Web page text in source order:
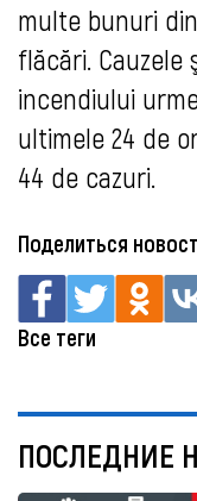
multe bunuri
flăcări.
incendiului
ultimele 24 de
44 de cazuri.
Поделиться
Все теги
ПОСЛЕДНИЕ